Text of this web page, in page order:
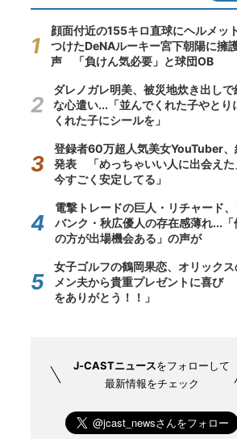
顔面付近の155キロ直球にヘルメッ
つけたDeNAルーキー宮下朝陽に擁
声 「負けん気必要」と球団OB
ダレノガレ明美、被災地炊き出しで
な心遣い...「並んでくれた子やとり
くれた子にシールを」
登録者60万超人気美女YouTuber、
発表 「めっちゃいい人に出会えた
今すごく安定してる」
電撃トレードの巨人・リチャード、
バンク・秋広優人の存在感薄れ...「
の方が出場機会ある」の声が
女子ゴルフの鶴岡果恋、オリック
メン夫から貴重プレゼントに喜び
をありがとう！！」
J-CASTニュースをフォローして
最新情報をチェック